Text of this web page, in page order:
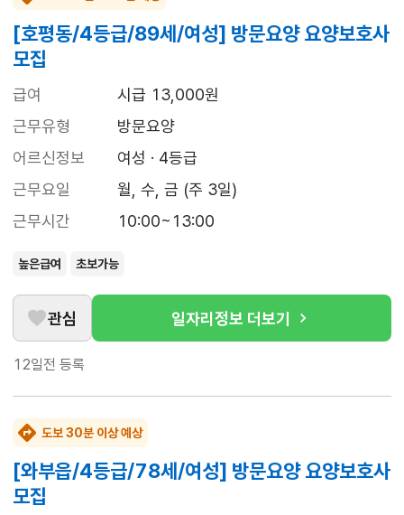
[호평동/4등급/89세/여성] 방문요양 요양보호사
모집
급여
시급 13,000원
근무유형
방문요양
어르신정보
여성 · 4등급
근무요일
월, 수, 금 (주 3일)
근무시간
10:00~13:00
높은급여 초보가능
관심 일자리정보 더보기
12일전 등록
도보 30분 이상 예상
[와부읍/4등급/78세/여성] 방문요양 요양보호사
모집